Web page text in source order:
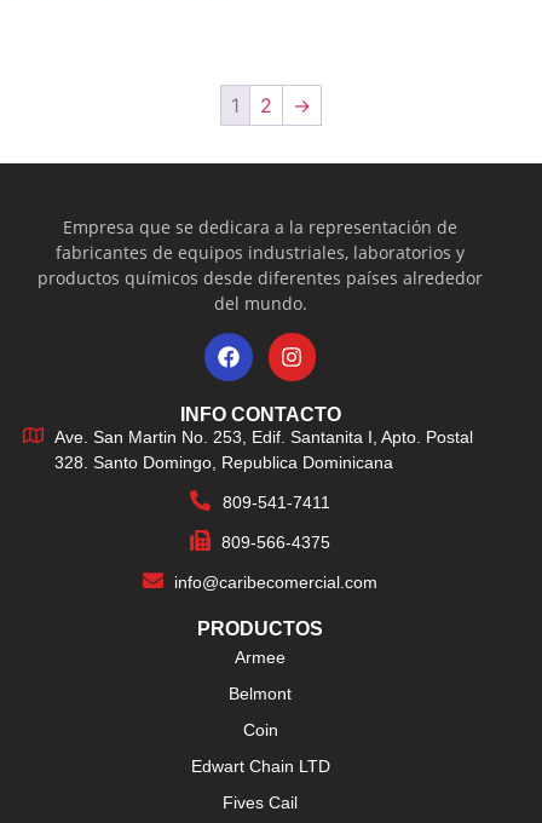
1 2 →
Empresa que se dedicara a la representación de
fabricantes de equipos industriales, laboratorios y
productos químicos desde diferentes países alrededor
del mundo.
INFO CONTACTO
Ave. San Martin No. 253, Edif. Santanita I, Apto. Postal
328. Santo Domingo, Republica Dominicana
809-541-7411
809-566-4375
info@caribecomercial.com
PRODUCTOS
Armee
Belmont
Coin
Edwart Chain LTD
Fives Cail